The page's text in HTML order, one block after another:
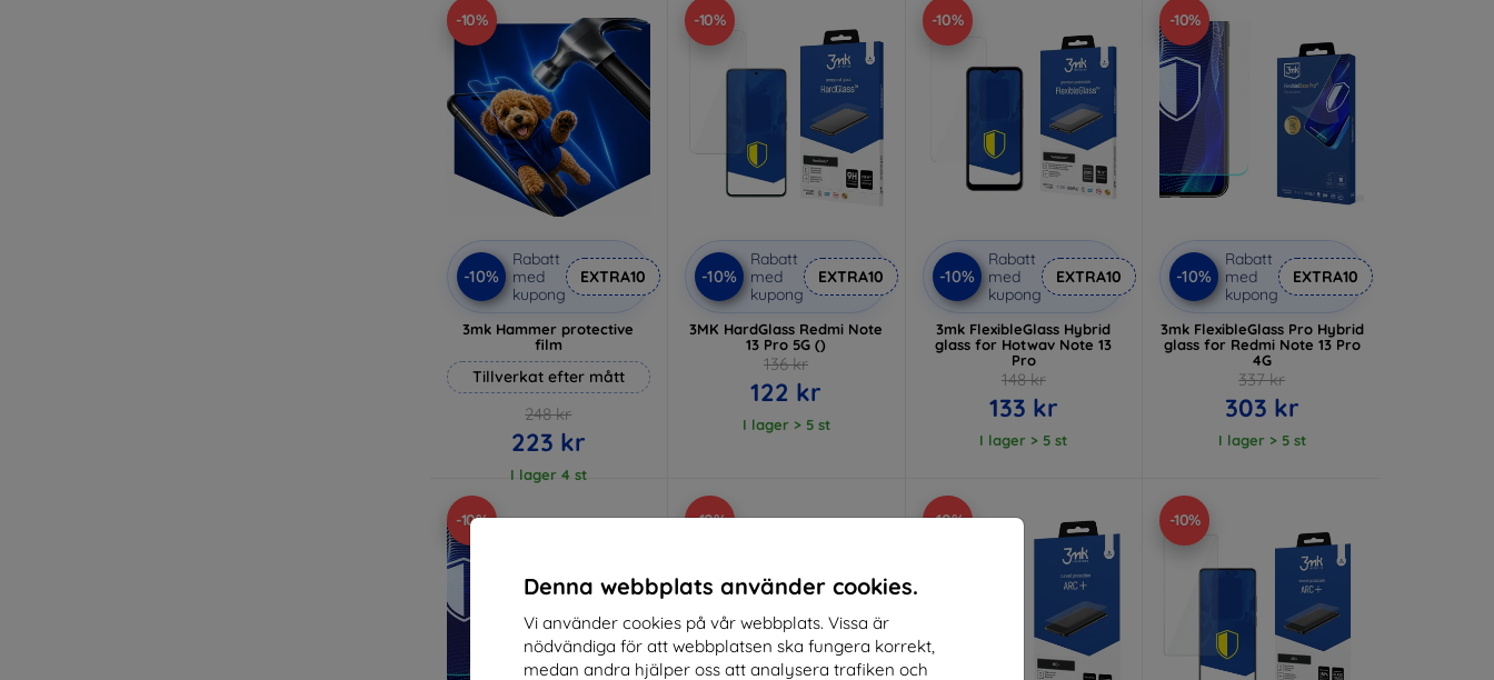
Denna webbplats använder cookies.
Vi använder cookies på vår webbplats. Vissa är
nödvändiga för att webbplatsen ska fungera korrekt,
medan andra hjälper oss att analysera trafiken och
-10%
-10%
Rabatt
med
kupong
EXTRA10
3mk Hammer protective
film
Tillverkat efter mått
248 kr
223 kr
I lager 4 st
-10%
-10%
Rabatt
med
kupong
EXTRA10
3MK HardGlass Redmi Note
13 Pro 5G ()
136 kr
122 kr
I lager > 5 st
-10%
-10%
Rabatt
med
kupong
EXTRA10
3mk FlexibleGlass Hybrid
glass for Hotwav Note 13
Pro
148 kr
133 kr
I lager > 5 st
-10%
-10%
Rabatt
med
kupong
EXTRA10
3mk FlexibleGlass Pro Hybrid
glass for Redmi Note 13 Pro
4G
337 kr
303 kr
I lager > 5 st
-10% -10% -10% -10%